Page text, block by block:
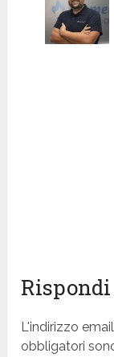
L'indirizzo
obbligatori